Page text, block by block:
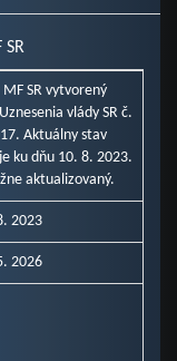
SR vytvorený
vlády SR č.
Aktuálny stav
ku dňu 10. 8. 2023.
aktualizovaný.
2023
2026